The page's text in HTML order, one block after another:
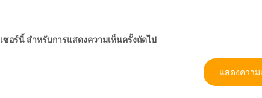
อร์นี้ สำหรับการแสดงความเห็นครั้งถัดไป